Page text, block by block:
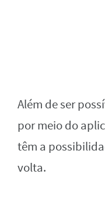
Além de ser
por meio do
têm a
volta.